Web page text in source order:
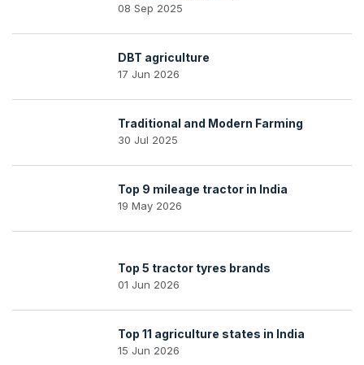
08 Sep 2025
DBT agriculture
17 Jun 2026
Traditional and Modern Farming
30 Jul 2025
Top 9 mileage tractor in India
19 May 2026
Top 5 tractor tyres brands
01 Jun 2026
Top 11 agriculture states in India
15 Jun 2026